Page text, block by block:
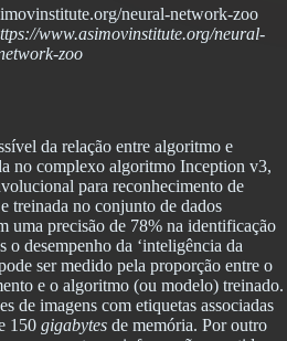
neural-
zoo
da relação entre algoritmo e
no complexo algoritmo Inception v3,
para reconhecimento de
treinada no conjunto de dados
uma precisão de 78% na identificação
o desempenho da ‘inteligência da
ser medido pela proporção entre o
e o algoritmo (ou modelo) treinado.
de imagens com etiquetas associadas
150 gigabytes de memória. Por outro